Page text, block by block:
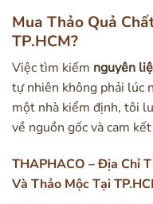
Mua Thảo Quả
TP.HCM?
Việc tìm kiếm nguyên
tự nhiên không phải lúc
một nhà kiểm định, tôi
về nguồn gốc và cam
THAPHACO – Địa Chỉ
Và Thảo Mộc Tại